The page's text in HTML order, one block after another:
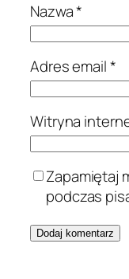
Nazwa*
Adres email*
Witryna
Zapamiętaj
podczas